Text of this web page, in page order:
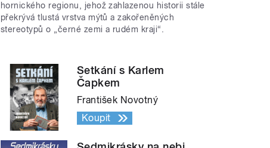
hornického regionu, jehož zahlazenou historii stále
překrývá tlustá vrstva mýtů a zakořeněných
stereotypů o „černé zemi a rudém kraji“.
Setkání s Karlem
Čapkem
František Novotný
Koupit